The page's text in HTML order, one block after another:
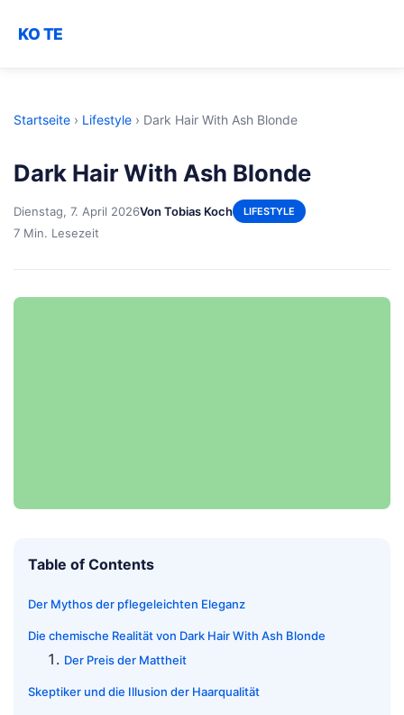
KO TE
Startseite › Lifestyle › Dark Hair With Ash Blonde
Dark Hair With Ash Blonde
Dienstag, 7. April 2026Von Tobias Koch LIFESTYLE
7 Min. Lesezeit
Table of Contents
Der Mythos der pflegeleichten Eleganz
Die chemische Realität von Dark Hair With Ash Blonde
Der Preis der Mattheit
Skeptiker und die Illusion der Haarqualität